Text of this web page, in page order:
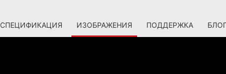
СПЕЦИФИКАЦИЯ ИЗОБРАЖЕНИЯ ПОДДЕРЖКА